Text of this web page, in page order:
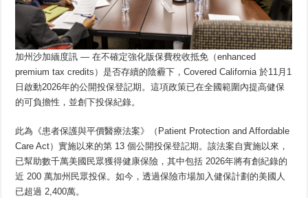
加州沙加緬度訊 — 在不確定強化版保費稅收抵免（enhanced
premium tax credits）是否存續的陰霾下，Covered California 於11月1
日啟動2026年的公開投保登記期。這項政策已在全國範圍內提高健保
的可負擔性，並創下投保紀錄。
此為《患者保護與平價醫療法案》（Patient Protection and Affordable
Care Act）實施以來的第 13 個公開投保登記期。該法案自實施以來，
已幫助數千萬美國民眾獲得健康保險，其中包括 2026年將有創紀錄的
近 200 萬加州民眾投保。如今，透過保險市場加入健保計劃的美國人
已超過 2,400萬。